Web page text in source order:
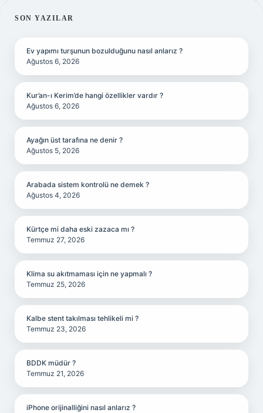
SIDEBAR
SON YAZILAR
Ev yapımı turşunun bozulduğunu nasıl anlarız ?
Ağustos 6, 2026
Kur’an-ı Kerim’de hangi özellikler vardır ?
Ağustos 6, 2026
Ayağın üst tarafına ne denir ?
Ağustos 5, 2026
Arabada sistem kontrolü ne demek ?
Ağustos 4, 2026
Kürtçe mi daha eski zazaca mı ?
Temmuz 27, 2026
Klima su akıtmaması için ne yapmalı ?
Temmuz 25, 2026
Kalbe stent takılması tehlikeli mi ?
Temmuz 23, 2026
BDDK müdür ?
Temmuz 21, 2026
iPhone orijinalliğini nasıl anlarız ?